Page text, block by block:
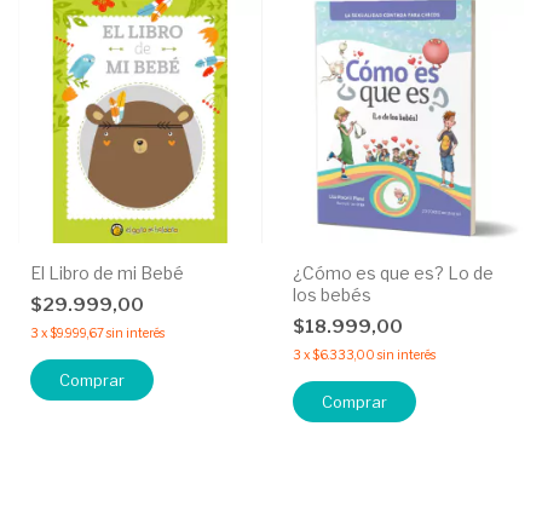
El Libro de mi Bebé
$29.999,00
3 x$9.999,67sin interés
¿Cómo es que es? Lo de
los bebés
$18.999,00
3 x$6.333,00 sin interés